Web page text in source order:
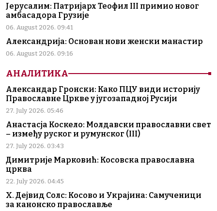
Јерусалим: Патријарх Теофил III примио новог
амбасадора Грузије
06. August 2026. 09:41
Александрија: Основан нови женски манастир
06. August 2026. 09:16
АНАЛИТИКА
Александар Гронски: Како ПЦУ види историју
Православне Цркве у југозападној Русији
27. July 2026. 05:46
Анастасја Коскело: Молдавски православни свет
– између руског и румунског (III)
27. July 2026. 03:43
Димитрије Марковић: Косовска православна
црква
22. July 2026. 04:45
Х. Дејвид Солс: Косово и Украјина: Самученици
за канонско православље